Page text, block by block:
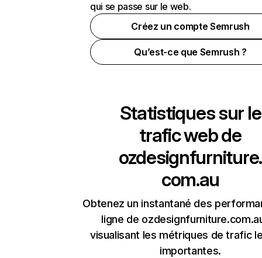
qui se passe sur le web.
Créez un compte Semrush
Qu’est-ce que Semrush ?
Statistiques sur le
trafic web de
ozdesignfurniture.
com.au
Obtenez un instantané des
ligne de
visualisant les métriques de trafic
importantes.